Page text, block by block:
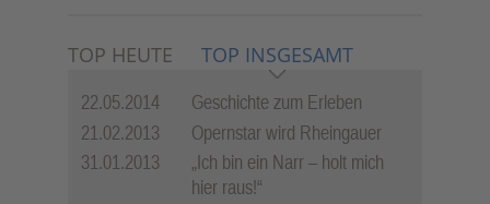
TOP HEUTE TOP INSGESAMT
22.05.2014
Geschichte zum Erleben
21.02.2013
Opernstar wird Rheingauer
31.01.2013
„Ich bin ein Narr – holt mich
hier raus!“